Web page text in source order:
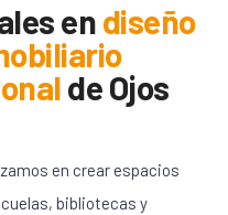
endiseño
deOjos
en crear espacios
bibliotecas y